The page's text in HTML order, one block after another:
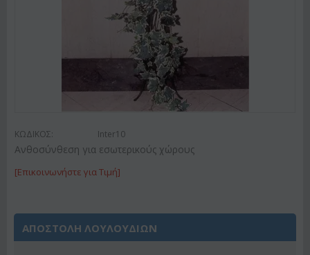
ΚΩΔΙΚΟΣ: Inter10
Ανθοσύνθεση για εσωτερικούς χώρους
[Επικοινωνήστε για Τιμή]
ΑΠΟΣΤΟΛΗ ΛΟΥΛΟΥΔΙΩΝ